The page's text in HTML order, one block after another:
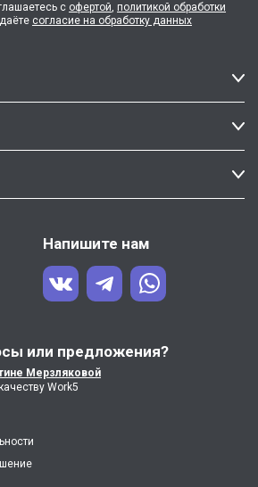
Напишите нам
или предложения?
Мерзляковой
Work5
с офертой, политикой обработки
согласие на обработку данных